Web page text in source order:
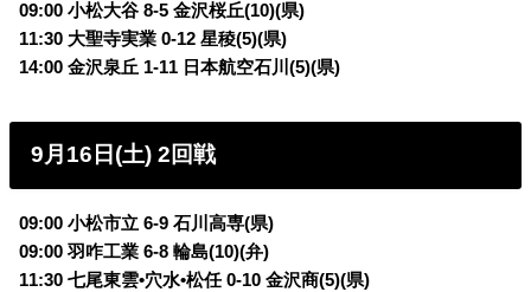
09:00 小松大谷 8-5金沢桜丘(10)(県)
11:30 大聖寺実業 0-12星稜(5)(県)
14:00 金沢泉丘 1-11 日本航空石川(5)(県)
9月16日(土) 2回戦
09:00 小松市立 6-9 石川高専(県)
09:00 羽咋工業 6-8 輪島(10)(弁)
11:30 七尾東雲•穴水•松任 0-10 金沢商(5)(県)